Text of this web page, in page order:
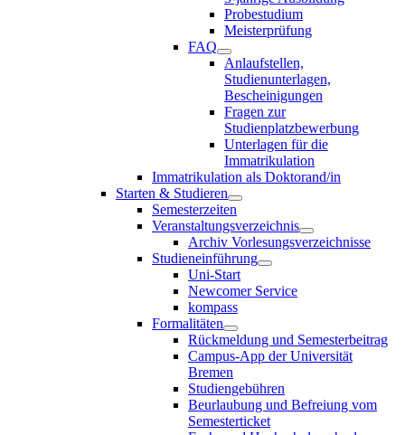
Probestudium
Meisterprüfung
FAQ
Anlaufstellen,
Studienunterlagen,
Bescheinigungen
Fragen zur
Studienplatzbewerbung
Unterlagen für die
Immatrikulation
Immatrikulation als Doktorand/in
Starten & Studieren
Semesterzeiten
Veranstaltungsverzeichnis
Archiv Vorlesungsverzeichnisse
Studieneinführung
Uni-Start
Newcomer Service
kompass
Formalitäten
Rückmeldung und Semesterbeitrag
Campus-App der Universität
Bremen
Studiengebühren
Beurlaubung und Befreiung vom
Semesterticket